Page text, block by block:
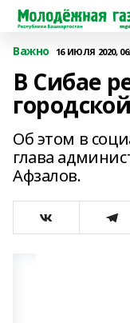
Важно 16 ИЮЛЯ 2020,
В Сибае
Об этом в
глава
Афзалов.